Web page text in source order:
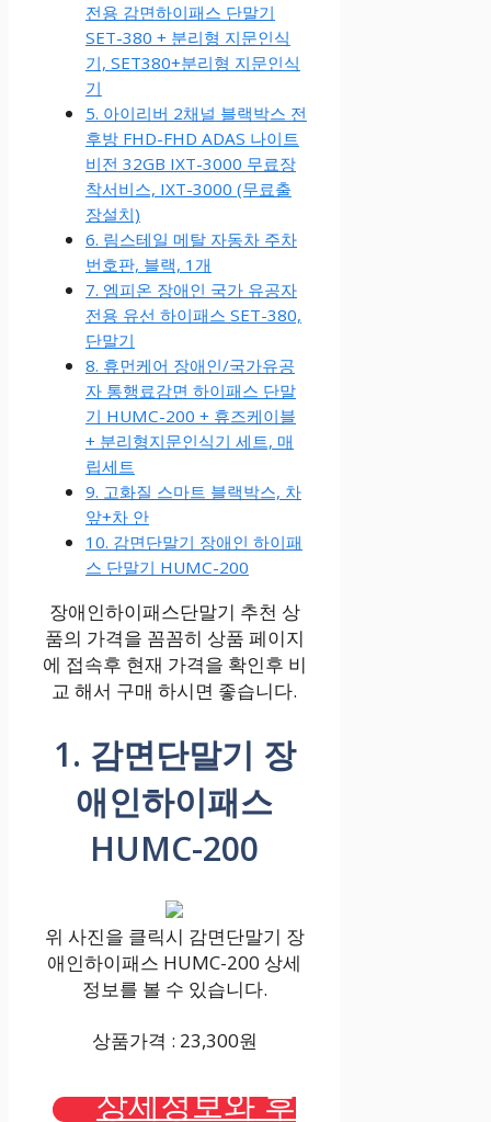
전용 감면하이패스 단말기
SET-380 + 분리형 지문인식
기, SET380+분리형 지문인식
기
5. 아이리버 2채널 블랙박스 전
후방 FHD-FHD ADAS 나이트
비전 32GB IXT-3000 무료장
착서비스, IXT-3000 (무료출
장설치)
6. 림스테일 메탈 자동차 주차
번호판, 블랙, 1개
7. 엠피온 장애인 국가 유공자
전용 유선 하이패스 SET-380,
단말기
8. 휴먼케어 장애인/국가유공
자 통행료감면 하이패스 단말
기 HUMC-200 + 휴즈케이블
+ 분리형지문인식기 세트, 매
립세트
9. 고화질 스마트 블랙박스, 차
앞+차 안
10. 감면단말기 장애인 하이패
스 단말기 HUMC-200
장애인하이패스단말기 추천 상
품의 가격을 꼼꼼히 상품 페이지
에 접속후 현재 가격을 확인후 비
교 해서 구매 하시면 좋습니다.
1. 감면단말기 장
애인하이패스
HUMC-200
위 사진을 클릭시 감면단말기 장
애인하이패스 HUMC-200 상세
정보를 볼 수 있습니다.
상품가격 : 23,300원
상세정보와 후